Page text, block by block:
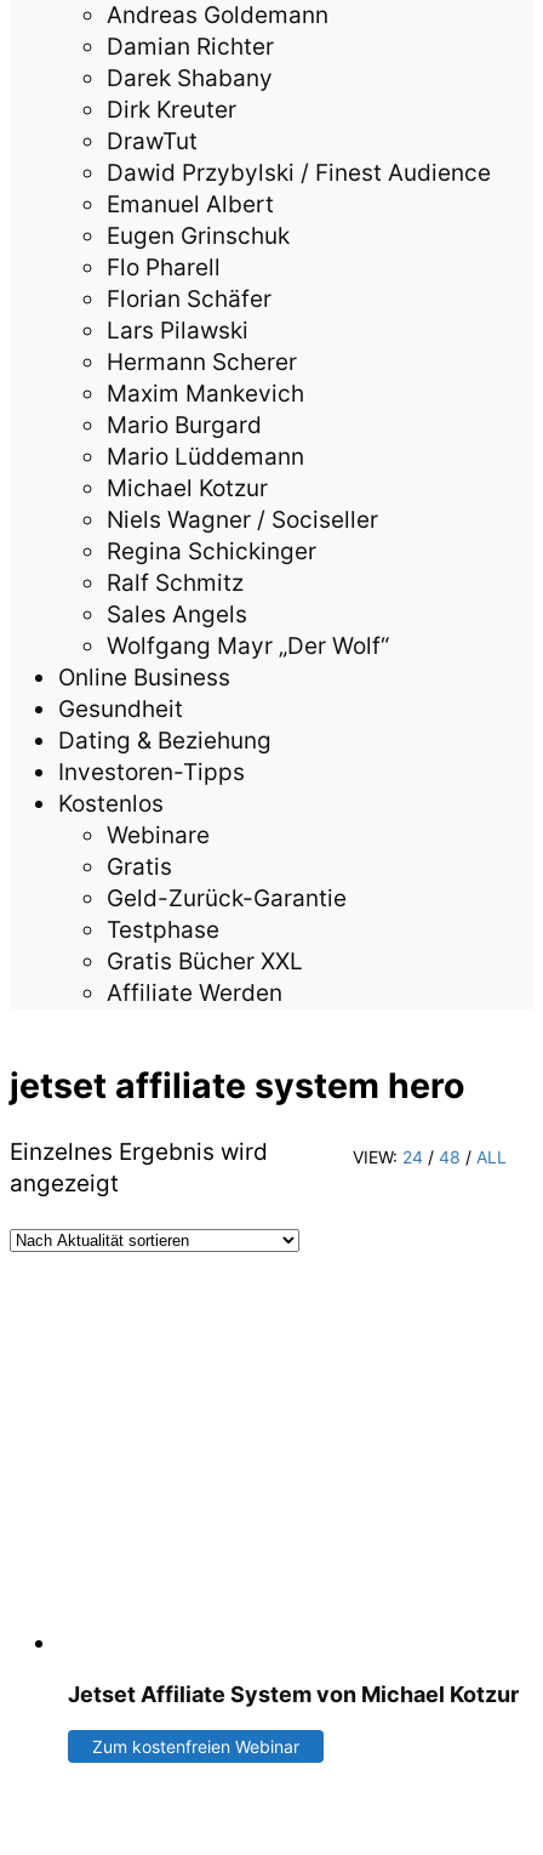
Andreas Goldemann
Damian Richter
Darek Shabany
Dirk Kreuter
DrawTut
Dawid Przybylski / Finest Audience
Emanuel Albert
Eugen Grinschuk
Flo Pharell
Florian Schäfer
Lars Pilawski
Hermann Scherer
Maxim Mankevich
Mario Burgard
Mario Lüddemann
Michael Kotzur
Niels Wagner / Sociseller
Regina Schickinger
Ralf Schmitz
Sales Angels
Wolfgang Mayr „Der Wolf“
Online Business
Gesundheit
Dating & Beziehung
Investoren-Tipps
Kostenlos
Webinare
Gratis
Geld-Zurück-Garantie
Testphase
Gratis Bücher XXL
Affiliate Werden
jetset affiliate system hero
VIEW: 24 / 48 / ALL
Einzelnes Ergebnis wird
angezeigt
Jetset Affiliate System von Michael Kotzur
Zum kostenfreien Webinar